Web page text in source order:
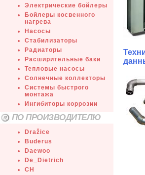
Электрические бойлеры
Бойлеры косвенного
нагрева
Насосы
Стабилизаторы
Радиаторы
Расширительные баки
Тепловые насосы
Солнечные коллекторы
Системы быстрого
монтажа
Ингибиторы коррозии
ПО ПРОИЗВОДИТЕЛЮ
Dražice
Buderus
Daewoo
De_Dietrich
СН